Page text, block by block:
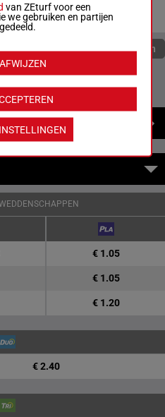
Quoteringen verversen
€ 1.05
€ 1.05
€ 1.20
€ 2.40
van ZEturf voor een
we gebruiken en partijen